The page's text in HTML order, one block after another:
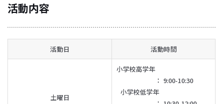
活動内容
活動日 活動時間
土曜日
小学校高学年
： 9:00-10:30
小学校低学年